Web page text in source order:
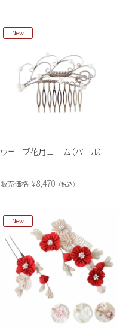
ウェーブ花月コーム（パール）
New
販売価格 ¥8,470 税込
New